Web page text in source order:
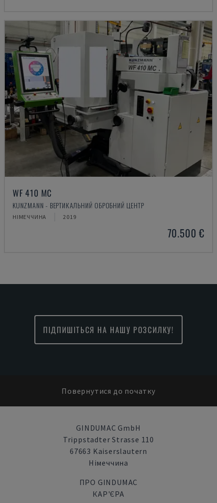
WF 410 MC
KUNZMANN - ВЕРТИКАЛЬНИЙ ОБРОБНИЙ ЦЕНТР
НІМЕЧЧИНА 2019
70.500 €
ПІДПИШІТЬСЯ НА НАШУ РОЗСИЛКУ!
Повернутися до початку
GINDUMAC GmbH
Trippstadter Strasse 110
67663 Kaiserslautern
Німеччина
ПРО GINDUMAC
КАР'ЄРА